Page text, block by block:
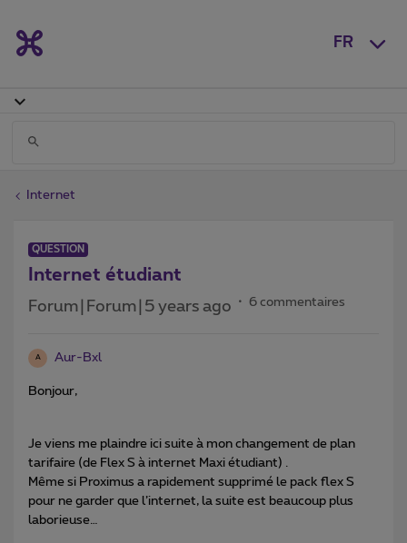
FR
Internet
QUESTION
Internet étudiant
Forum|Forum|5 years ago 6 commentaires
A Aur-Bxl
Bonjour,
Je viens me plaindre ici suite à mon changement de plan
tarifaire (de Flex S à internet Maxi étudiant) .
Même si Proximus a rapidement supprimé le pack flex S
pour ne garder que l’internet, la suite est beaucoup plus
laborieuse…